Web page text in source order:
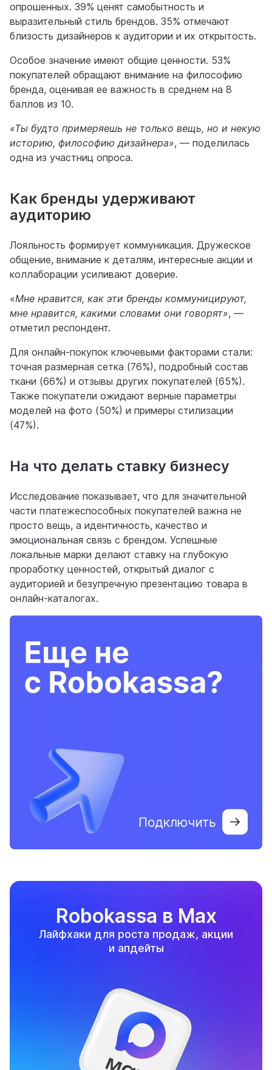
опрошенных. 39% ценят самобытность и
выразительный стиль брендов. 35% отмечают
близость дизайнеров к аудитории и их открытость.
Особое значение имеют общие ценности. 53%
покупателей обращают внимание на философию
бренда, оценивая ее важность в среднем на 8
баллов из 10.
«Ты будто примеряешь не только вещь, но и некую
историю, философию дизайнера», — поделилась
одна из участниц опроса.
Как бренды удерживают
аудиторию
Лояльность формирует коммуникация. Дружеское
общение, внимание к деталям, интересные акции и
коллаборации усиливают доверие.
«Мне нравится, как эти бренды коммуницируют,
мне нравится, какими словами они говорят», —
отметил респондент.
Для онлайн‐покупок ключевыми факторами стали:
точная размерная сетка (76%), подробный состав
ткани (66%) и отзывы других покупателей (65%).
Также покупатели ожидают верные параметры
моделей на фото (50%) и примеры стилизации
(47%).
На что делать ставку бизнесу
Исследование показывает, что для значительной
части платежеспособных покупателей важна не
просто вещь, а идентичность, качество и
эмоциональная связь с брендом. Успешные
локальные марки делают ставку на глубокую
проработку ценностей, открытый диалог с
аудиторией и безупречную презентацию товара в
онлайн‐каталогах.
Robokassa в Max
Лайфхаки для роста продаж, акции
и апдейты